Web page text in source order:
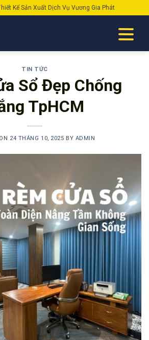
Kế Sản Xuất Dịch Vụ Vương Gia Phát
TIN TỨC
Sổ Đẹp Chống
TpHCM
24 THÁNG 10, 2025 BY ADMIN